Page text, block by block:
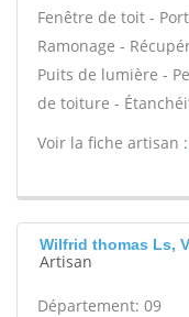
Fenêtre de toit -
Ramonage -
Puits de lumière -
de toiture -
Voir la fiche artisan :
Wilfrid thomas Ls,
Artisan
Département: 09